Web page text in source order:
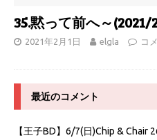
35.黙って前へ～(2021/
2021年2月1日 elgla コ
最近のコメント
【王子BD】6/7(日)Chip & Chair